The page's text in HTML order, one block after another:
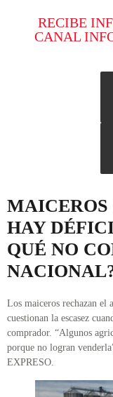
RECIBE
CANAL
MAICEROS
HAY
QUÉ NO
Los maiceros rechazan el
cuestionan la escasez
comprador. “Algunos
porque no logran
EXPRESO.